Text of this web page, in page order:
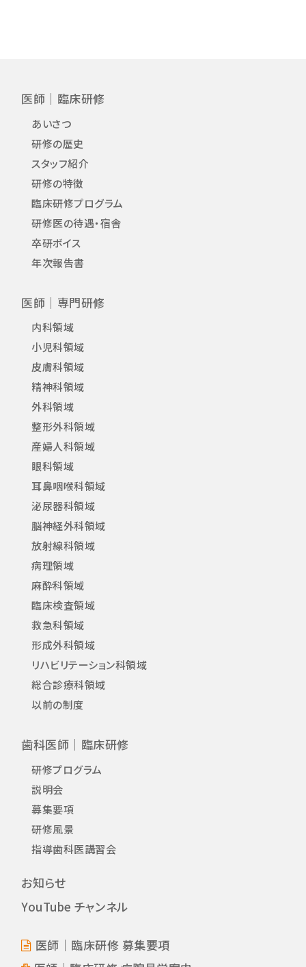
医師｜臨床研修
あいさつ
研修の歴史
スタッフ紹介
研修の特徴
臨床研修プログラム
研修医の待遇・宿舎
卒研ボイス
年次報告書
医師｜専門研修
内科領域
小児科領域
皮膚科領域
精神科領域
外科領域
整形外科領域
産婦人科領域
眼科領域
耳鼻咽喉科領域
泌尿器科領域
脳神経外科領域
放射線科領域
病理領域
麻酔科領域
臨床検査領域
救急科領域
形成外科領域
リハビリテーション科領域
総合診療科領域
以前の制度
歯科医師｜臨床研修
研修プログラム
説明会
募集要項
研修風景
指導歯科医講習会
お知らせ
YouTube チャンネル
医師｜臨床研修 募集要項